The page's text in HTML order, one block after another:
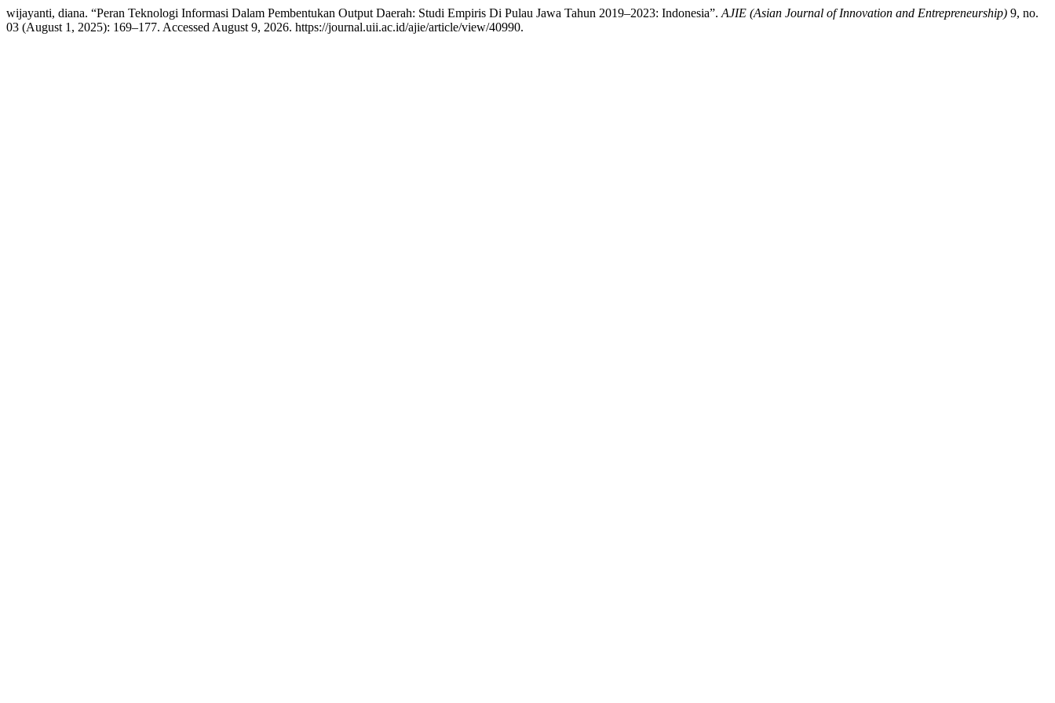
wijayanti, diana. “Peran Teknologi Informasi Dalam Pembentukan Output Daerah: Studi Empiris Di Pulau Jawa Tahun 2019–2023: Indonesia”. AJIE (Asian Journal of Innovation and Entrepreneurship) 9, no.
03 (August 1, 2025): 169–177. Accessed August 9, 2026. https://journal.uii.ac.id/ajie/article/view/40990.